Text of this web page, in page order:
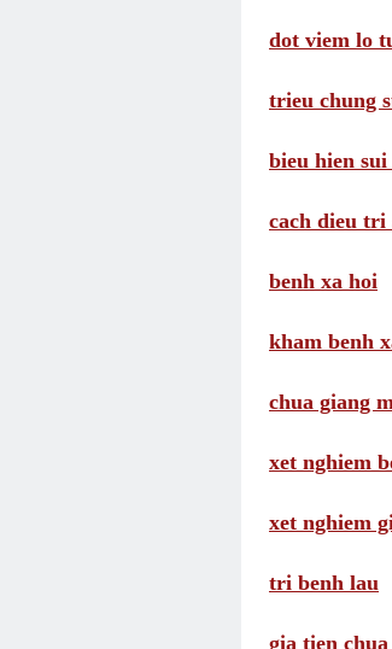
dot viem lo
trieu chung
bieu hien
cach dieu tri
benh xa hoi
kham benh
chua giang
xet nghiem
xet nghiem
tri benh lau
gia tien